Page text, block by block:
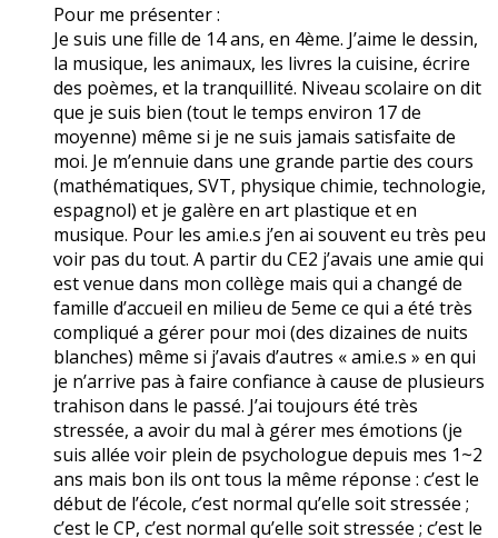
Pour me présenter :
Je suis une fille de 14 ans, en 4ème. J’aime le dessin,
la musique, les animaux, les livres la cuisine, écrire
des poèmes, et la tranquillité. Niveau scolaire on dit
que je suis bien (tout le temps environ 17 de
moyenne) même si je ne suis jamais satisfaite de
moi. Je m’ennuie dans une grande partie des cours
(mathématiques, SVT, physique chimie, technologie,
espagnol) et je galère en art plastique et en
musique. Pour les ami.e.s j’en ai souvent eu très peu
voir pas du tout. A partir du CE2 j’avais une amie qui
est venue dans mon collège mais qui a changé de
famille d’accueil en milieu de 5eme ce qui a été très
compliqué a gérer pour moi (des dizaines de nuits
blanches) même si j’avais d’autres « ami.e.s » en qui
je n’arrive pas à faire confiance à cause de plusieurs
trahison dans le passé. J’ai toujours été très
stressée, a avoir du mal à gérer mes émotions (je
suis allée voir plein de psychologue depuis mes 1~2
ans mais bon ils ont tous la même réponse : c’est le
début de l’école, c’est normal qu’elle soit stressée ;
c’est le CP, c’est normal qu’elle soit stressée ; c’est le